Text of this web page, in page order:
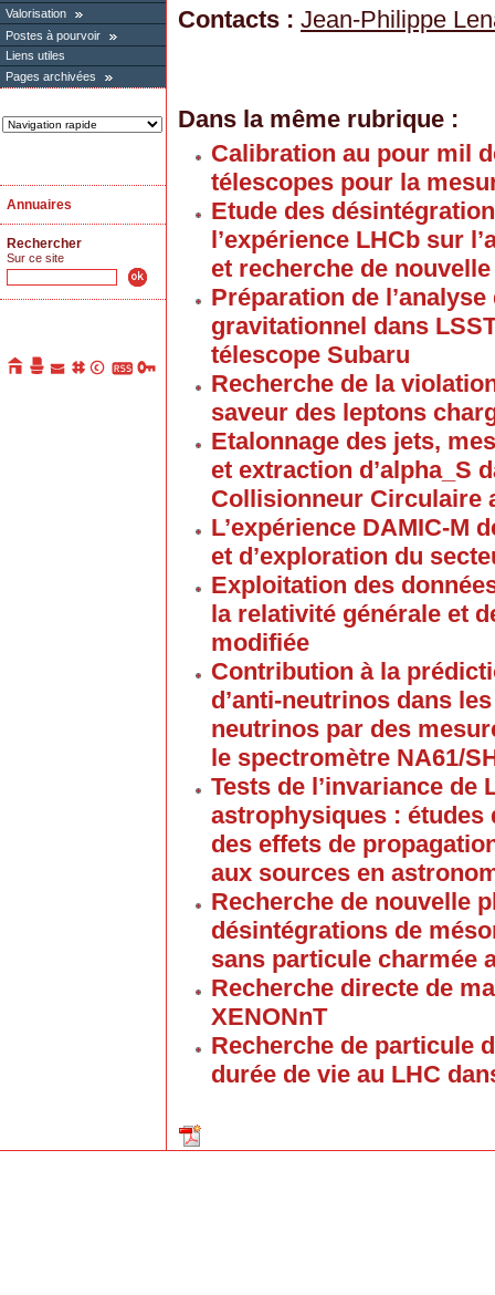
Valorisation
Postes à pourvoir
Liens utiles
Pages archivées
Annuaires
Rechercher
Sur ce site
Contacts : Jean-Philippe
Dans la même rubrique :
Calibration au pour mil
télescopes pour la
Etude des
l’expérience LHCb sur
et recherche de
Préparation de
gravitationnel dans
télescope Subaru
Recherche de la
saveur des leptons
Etalonnage des jets,
et extraction d’alpha_S
Collisionneur Circulaire
L’expérience DAMIC-M
et d’exploration du
Exploitation des
la relativité générale et
modifiée
Contribution à la
d’anti-neutrinos dans
neutrinos par des
le spectromètre NA61/
Tests de l’invariance de
astrophysiques : études
des effets de
aux sources en
Recherche de nouvelle
désintégrations de
sans particule charmée
Recherche directe de
XENONnT
Recherche de particule
durée de vie au LHC